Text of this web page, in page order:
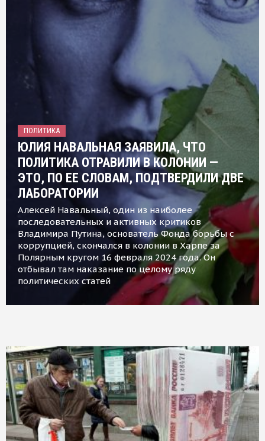
ПОЛИТИКА
ЮЛИЯ НАВАЛЬНАЯ ЗАЯВИЛА, ЧТО
ПОЛИТИКА ОТРАВИЛИ В КОЛОНИИ —
ЭТО, ПО ЕЕ СЛОВАМ, ПОДТВЕРДИЛИ ДВЕ
ЛАБОРАТОРИИ
Алексей Навальный, один из наиболее
последовательных и активных критиков
Владимира Путина, основатель Фонда борьбы с
коррупцией, скончался в колонии в Харпе за
Полярным кругом 16 февраля 2024 года. Он
отбывал там наказание по целому ряду
политических статей